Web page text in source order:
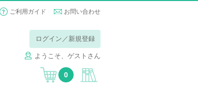
ご利用ガイド お問い合わせ
ログイン／新規登録
ようこそ、ゲストさん
0